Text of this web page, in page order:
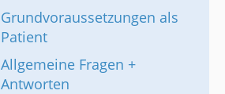
Grundvoraussetzungen als
Patient
Allgemeine Fragen +
Antworten